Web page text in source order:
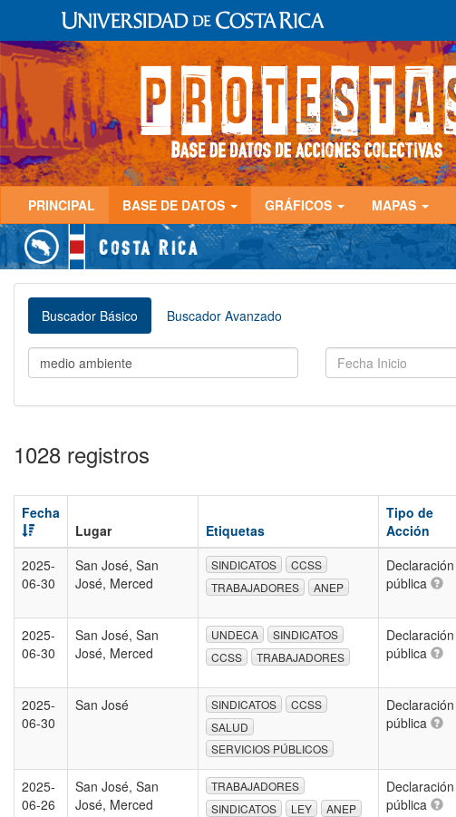
PRINCIPAL BASE DE DATOS GRÁFICOS MAPAS
Buscador Básico Buscador Avanzado
1028 registros
Fecha
Lugar
Etiquetas
Tipo de
Acción
2025-
06-30
San José, San
José, Merced
SINDICATOS
CCSS
TRABAJADORES
ANEP
Declaración
pública
2025-
06-30
San José, San
José, Merced
UNDECA
SINDICATOS
CCSS
TRABAJADORES
Declaración
pública
2025-
06-30
San José SINDICATOS
CCSS
SALUD
SERVICIOS PÚBLICOS
Declaración
pública
2025-
06-26
San José, San
José, Merced
TRABAJADORES
SINDICATOS
LEY ANEP
Declaración
pública